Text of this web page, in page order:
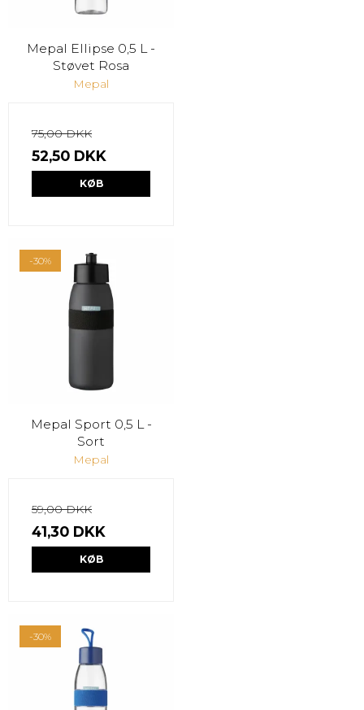
Mepal Ellipse 0,5 L -
Støvet Rosa
Mepal
75,00 DKK
52,50 DKK
KØB
-30%
Mepal Sport 0,5 L -
Sort
Mepal
59,00 DKK
41,30 DKK
KØB
-30%